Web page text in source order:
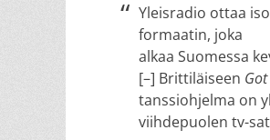
Yleisradio ottaa
formaatin, joka
alkaa Suomessa
[–] Brittiläiseen
tanssiohjelma on
viihdepuolen tv-